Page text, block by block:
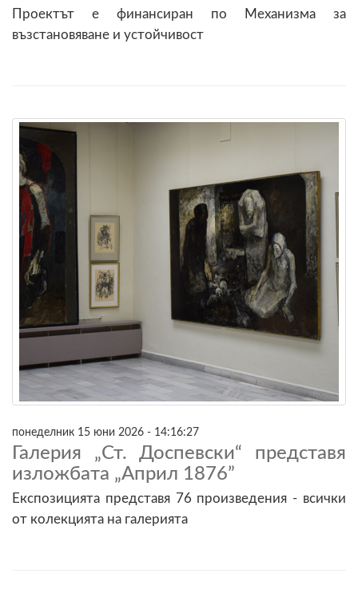
Проектът е финансиран по Механизма за
възстановяване и устойчивост
понеделник 15 юни 2026 - 14:16:27
Галерия „Ст. Доспевски“ представя
изложбата „Април 1876”
Експозицията представя 76 произведения - всички
от колекцията на галерията